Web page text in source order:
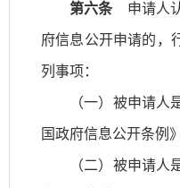
第六条申请人认
府信息公开申请的，
列事项：
（一）被申请人
国政府信息公开条例
（二）被申请